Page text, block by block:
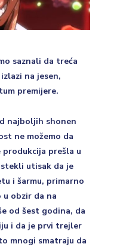
saznali da treća
na jesen,
premijere.
najboljih shonen
ne možemo da
produkcija prešla u
utisak da je
i šarmu, primarno
u obzir da na
od šest godina, da
i da je prvi trejler
mnogi smatraju da